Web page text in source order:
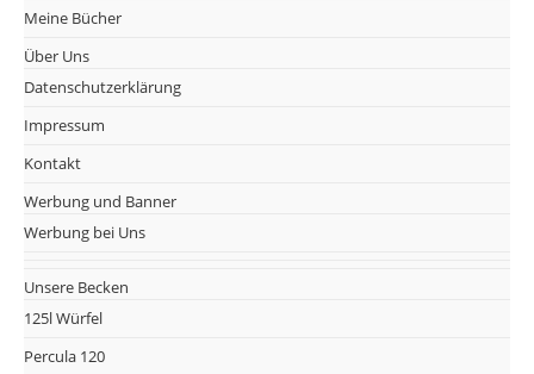
Meine Bücher
Über Uns
Datenschutzerklärung
Impressum
Kontakt
Werbung und Banner
Werbung bei Uns
Unsere Becken
125l Würfel
Percula 120